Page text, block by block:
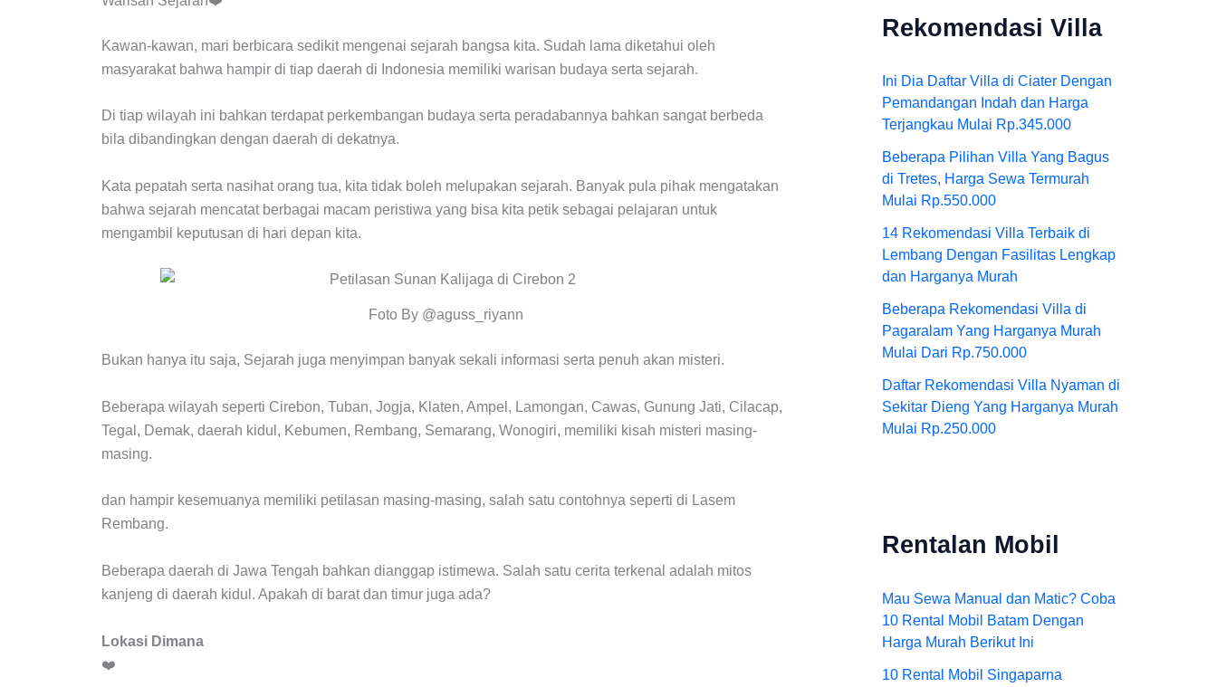
Kawan-kawan, mari berbicara sedikit mengenai sejarah bangsa kita. Sudah lama diketahui oleh
masyarakat bahwa hampir di tiap daerah di Indonesia memiliki warisan budaya serta sejarah.
Di tiap wilayah ini bahkan terdapat perkembangan budaya serta peradabannya bahkan sangat berbeda
bila dibandingkan dengan daerah di dekatnya.
Kata pepatah serta nasihat orang tua, kita tidak boleh melupakan sejarah. Banyak pula pihak mengatakan
bahwa sejarah mencatat berbagai macam peristiwa yang bisa kita petik sebagai pelajaran untuk
mengambil keputusan di hari depan kita.
Foto By @aguss_riyann
Bukan hanya itu saja, Sejarah juga menyimpan banyak sekali informasi serta penuh akan misteri.
Beberapa wilayah seperti Cirebon, Tuban, Jogja, Klaten, Ampel, Lamongan, Cawas, Gunung Jati, Cilacap,
Tegal, Demak, daerah kidul, Kebumen, Rembang, Semarang, Wonogiri, memiliki kisah misteri masing-
masing.
dan hampir kesemuanya memiliki petilasan masing-masing, salah satu contohnya seperti di Lasem
Rembang.
Beberapa daerah di Jawa Tengah bahkan dianggap istimewa. Salah satu cerita terkenal adalah mitos
kanjeng di daerah kidul. Apakah di barat dan timur juga ada?
Lokasi Dimana
❤️
Rekomendasi Villa
Ini Dia Daftar Villa di Ciater Dengan
Pemandangan Indah dan Harga
Terjangkau Mulai Rp.345.000
Beberapa Pilihan Villa Yang Bagus
di Tretes, Harga Sewa Termurah
Mulai Rp.550.000
14 Rekomendasi Villa Terbaik di
Lembang Dengan Fasilitas Lengkap
dan Harganya Murah
Beberapa Rekomendasi Villa di
Pagaralam Yang Harganya Murah
Mulai Dari Rp.750.000
Daftar Rekomendasi Villa Nyaman di
Sekitar Dieng Yang Harganya Murah
Mulai Rp.250.000
Rentalan Mobil
Mau Sewa Manual dan Matic? Coba
10 Rental Mobil Batam Dengan
Harga Murah Berikut Ini
10 Rental Mobil Singaparna